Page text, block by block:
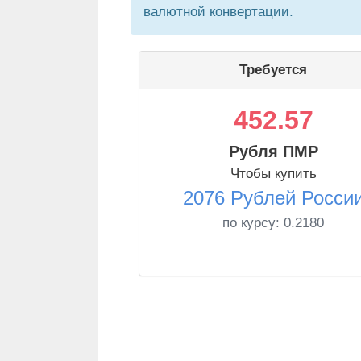
валютной конвертации.
Требуется
452.57
Рубля ПМР
Чтобы купить
2076 Рублей
по курсу: 0.2180